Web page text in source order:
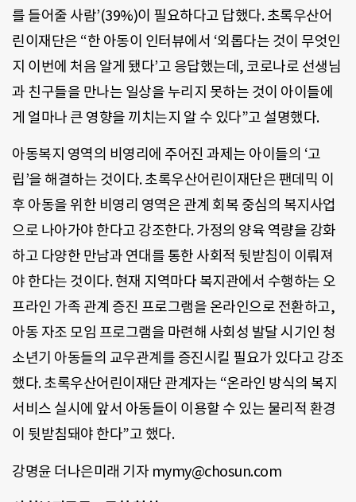
를 들어줄 사람’(39%)이 필요하다고 답했다. 초록우산어
린이재단은 “한 아동이 인터뷰에서 ‘외롭다는 것이 무엇인
지 이번에 처음 알게 됐다’고 응답했는데, 코로나로 선생님
과 친구들을 만나는 일상을 누리지 못하는 것이 아이들에
게 얼마나 큰 영향을 끼치는지 알 수 있다”고 설명했다.
아동복지 영역의 비영리에 주어진 과제는 아이들의 ‘고
립’을 해결하는 것이다. 초록우산어린이재단은 팬데믹 이
후 아동을 위한 비영리 영역은 관계 회복 중심의 복지사업
으로 나아가야 한다고 강조한다. 가정의 양육 역량을 강화
하고 다양한 만남과 연대를 통한 사회적 뒷받침이 이뤄져
야 한다는 것이다. 현재 지역마다 복지관에서 수행하는 오
프라인 가족 관계 증진 프로그램을 온라인으로 전환하고,
아동 자조 모임 프로그램을 마련해 사회성 발달 시기인 청
소년기 아동들의 교우관계를 증진시킬 필요가 있다고 강조
했다. 초록우산어린이재단 관계자는 “온라인 방식의 복지
서비스 실시에 앞서 아동들이 이용할 수 있는 물리적 환경
이 뒷받침돼야 한다”고 했다.
강명윤 더나은미래 기자 mymy@chosun.com